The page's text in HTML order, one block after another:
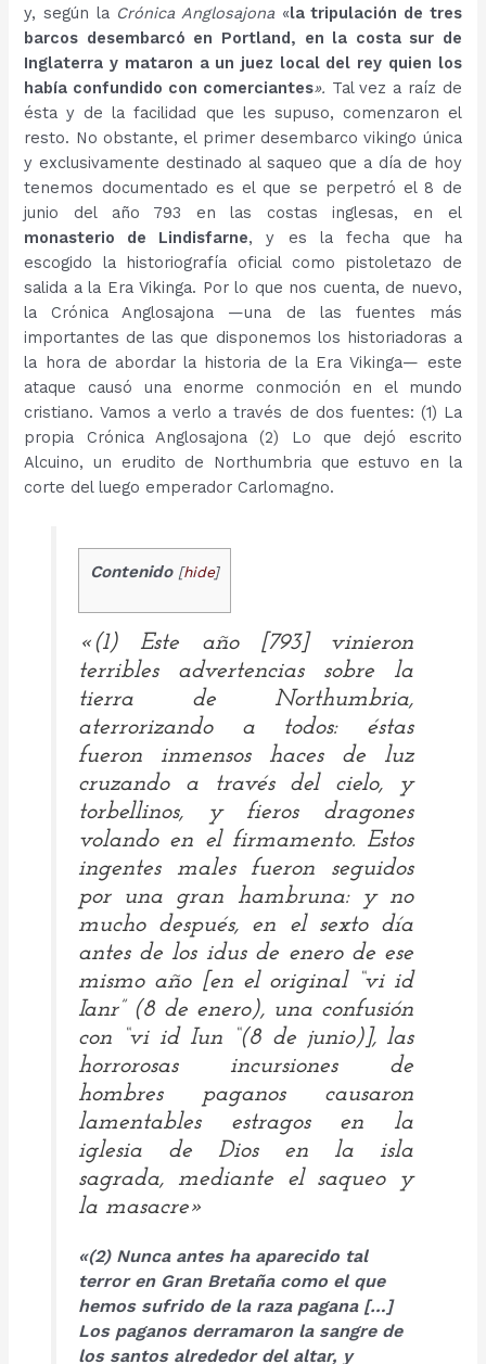
y, según la Crónica Anglosajona «la tripulación de tres
barcos desembarcó en Portland, en la costa sur de
Inglaterra y mataron a un juez local del rey quien los
había confundido con comerciantes». Tal vez a raíz de
ésta y de la facilidad que les supuso, comenzaron el
resto. No obstante, el primer desembarco vikingo única
y exclusivamente destinado al saqueo que a día de hoy
tenemos documentado es el que se perpetró el 8 de
junio del año 793 en las costas inglesas, en el
monasterio de Lindisfarne, y es la fecha que ha
escogido la historiografía oficial como pistoletazo de
salida a la Era Vikinga. Por lo que nos cuenta, de nuevo,
la Crónica Anglosajona —una de las fuentes más
importantes de las que disponemos los historiadoras a
la hora de abordar la historia de la Era Vikinga— este
ataque causó una enorme conmoción en el mundo
cristiano. Vamos a verlo a través de dos fuentes: (1) La
propia Crónica Anglosajona (2) Lo que dejó escrito
Alcuino, un erudito de Northumbria que estuvo en la
corte del luego emperador Carlomagno.
Contenido [hide]
«(1) Este año [793] vinieron
terribles advertencias sobre la
tierra de Northumbria,
aterrorizando a todos: éstas
fueron inmensos haces de luz
cruzando a través del cielo, y
torbellinos, y fieros dragones
volando en el firmamento. Estos
ingentes males fueron seguidos
por una gran hambruna: y no
mucho después, en el sexto día
antes de los idus de enero de ese
mismo año [en el original “vi id
Ianr” (8 de enero), una confusión
con “vi id Iun“(8 de junio)], las
horrorosas incursiones de
hombres paganos causaron
lamentables estragos en la
iglesia de Dios en la isla
sagrada, mediante el saqueo y
la masacre»
«(2) Nunca antes ha aparecido tal
terror en Gran Bretañacomo el que
hemos sufrido de laraza pagana […]
Los paganos derramaron la sangre de
los santos alrededor del altar, y